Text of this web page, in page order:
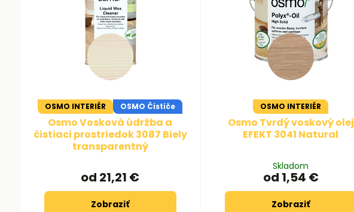
OSMO INTERIÉR OSMO Čističe
Osmo Vosková údržba a
čistiaci prostriedok 3087 Biely
transparentný
od 21,21 €
Zobraziť
OSMO INTERIÉR
Osmo Tvrdý voskový olej
EFEKT 3041 Natural
Skladom
od 1,54 €
Zobraziť